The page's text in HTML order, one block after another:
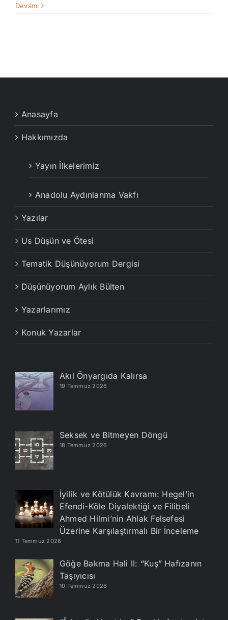
Devamı
Anasayfa
Hakkımızda
Yayın İlkelerimiz
Anadolu Aydınlanma Vakfı
Yazılar
Us Düşün ve Ötesi
Tematik Düşünüyorum Dergisi
Düşünüyorum Aylık Bülten
Yazarlarımız
Konuk Yazarlar
Akıl Önyargıda Kalırsa
19 Temmuz 2026
Seksek ve Bitmeyen Döngü
18 Temmuz 2026
İyilik ve Kötülük Kavramı: Hegel’in
Efendi-Köle Diyalektiği ve Filibeli
Ahmed Hilmi’nin Ahlak Felsefesi
Üzerine Karşılaştırmalı Bir İnceleme
11 Temmuz 2026
Göğe Bakma Hali II: “Kuş” Hafızanın
Taşıyıcısı
10 Temmuz 2026